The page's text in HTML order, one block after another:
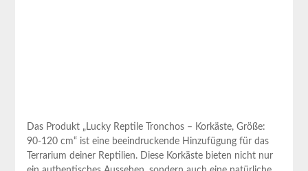
Das Produkt „Lucky Reptile Tronchos – Korkäste, Größe:
90-120 cm“ ist eine beeindruckende⁢ Hinzufügung für das
Terrarium ‍deiner Reptilien. Diese Korkäste⁤ bieten nicht nur